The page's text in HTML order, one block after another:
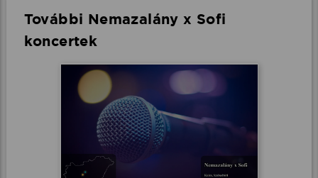
További Nemazalány x Sofi
koncertek